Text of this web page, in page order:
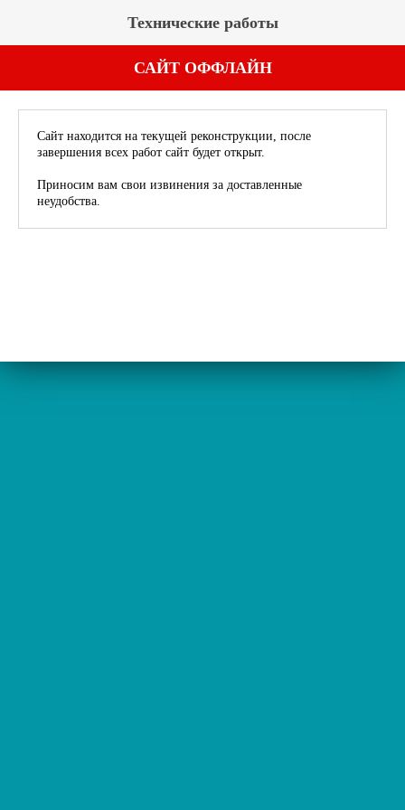
Технические работы
САЙТ ОФФЛАЙН
Сайт находится на текущей реконструкции, после
завершения всех работ сайт будет открыт.
Приносим вам свои извинения за доставленные
неудобства.